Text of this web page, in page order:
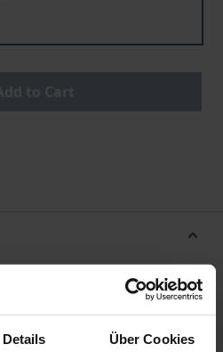
Details Über Cookies
Frage nach, welche
der ungeschriebenen
im europäischen